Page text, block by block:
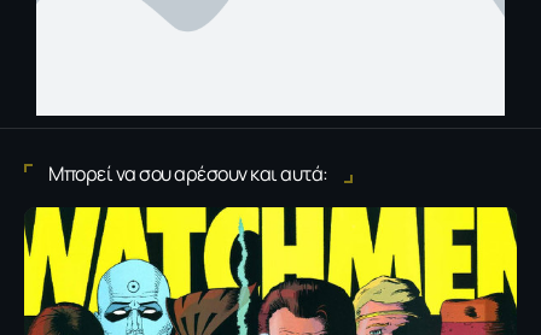
Μπορεί να σου αρέσουν και αυτά: